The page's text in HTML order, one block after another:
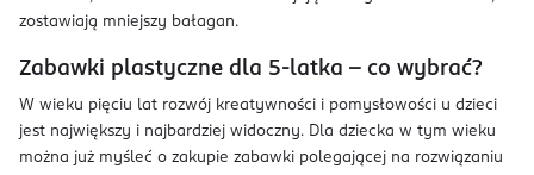
zostawiają mniejszy bałagan.
Zabawki plastyczne dla 5-latka – co wybrać?
W wieku pięciu lat rozwój kreatywności i pomysłowości u dzieci
jest największy i najbardziej widoczny. Dla dziecka w tym wieku
można już myśleć o zakupie zabawki polegającej na rozwiązaniu